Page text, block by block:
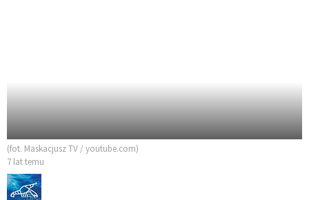
(fot. Maskacjusz TV / youtube.com)
7 lat temu